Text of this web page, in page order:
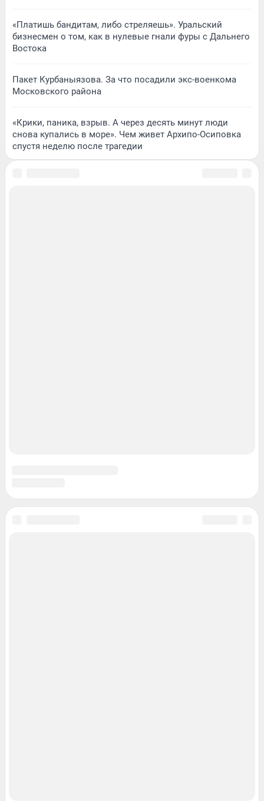
«Платишь бандитам, либо стреляешь». Уральский
бизнесмен о том, как в нулевые гнали фуры с Дальнего
Востока
Пакет Курбаныязова. За что посадили экс-военкома
Московского района
«Крики, паника, взрыв. А через десять минут люди
снова купались в море». Чем живет Архипо-Осиповка
спустя неделю после трагедии